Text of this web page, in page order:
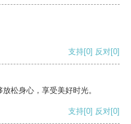
支持[0] 反对[0]
松身心，享受美好时光。
支持[0] 反对[0]